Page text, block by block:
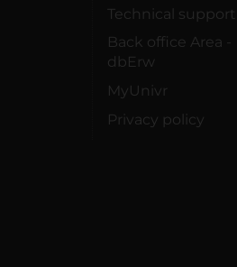
Technical support
Back office Area -
dbErw
MyUnivr
Privacy policy